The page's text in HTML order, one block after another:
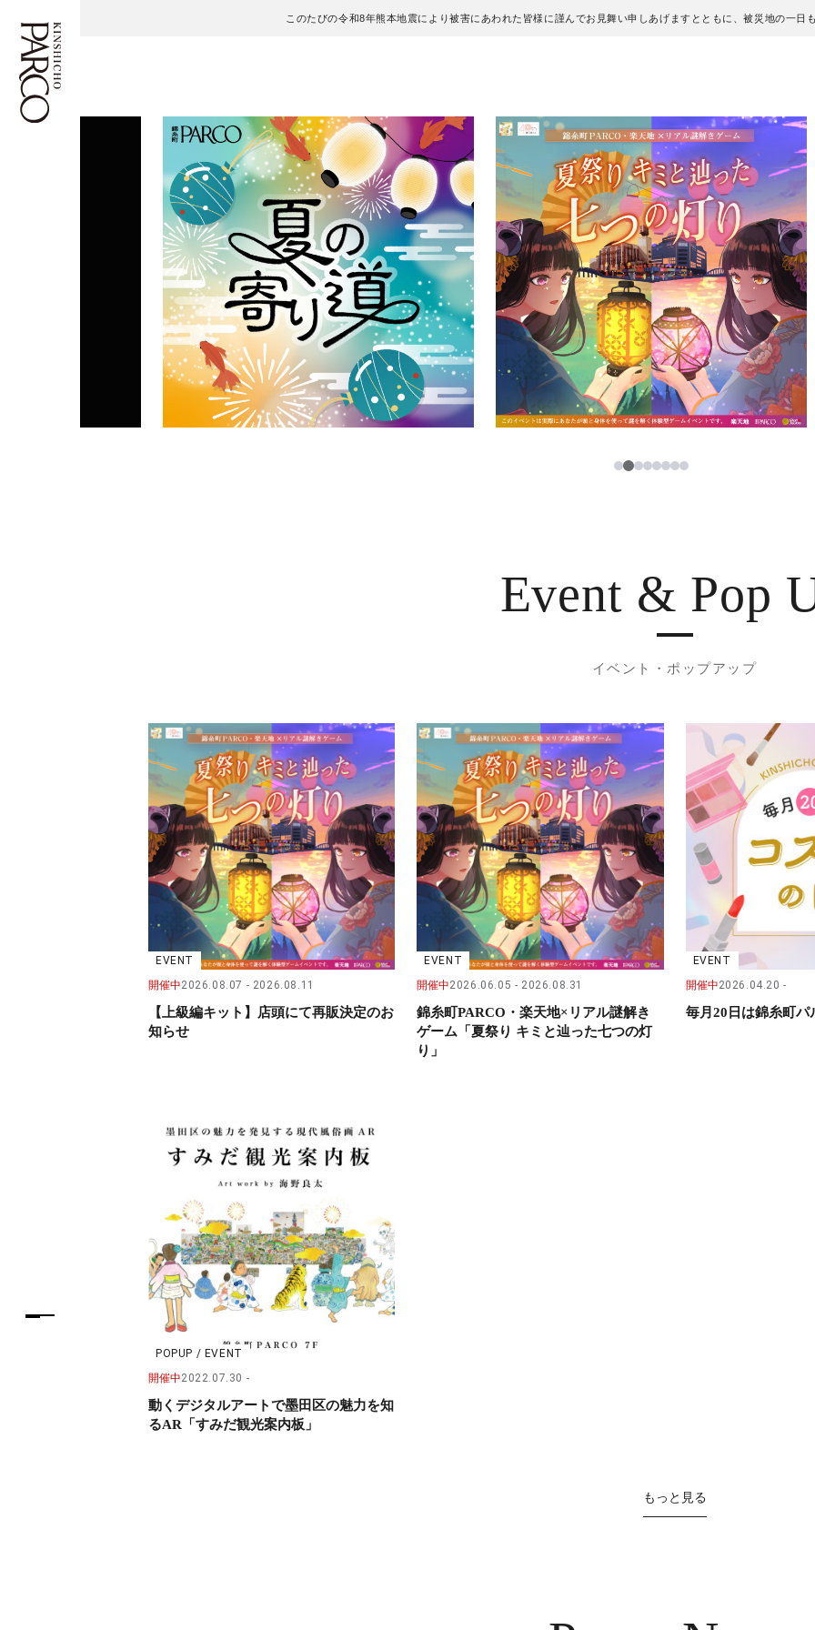
このたびの令和8年熊本地震により被害にあわれた皆様に謹んでお見舞い申しあげますとともに、被災地の一日
フロアガイド
施設案内・アクセス
イベント・ポップアップ
レストラン・カフェ
TAX FREE
12345678
Event & Pop
イベント・ポップアップ
EVENT
開催中2026.08.07 2026.08.11
【上級編キット】店頭にて再販決定のお
知らせ
EVENT
開催中2026.06.05 2026.08.31
錦糸町PARCO・楽天地×リアル謎解き
ゲーム「夏祭り キミと辿った七つの灯
り」
EVENT
開催中2026.04.20
毎月20日は錦糸町パ
POPUP / EVENT
開催中2022.07.30
動くデジタルアートで墨田区の魅力を知
るAR「すみだ観光案内板」
もっと見る